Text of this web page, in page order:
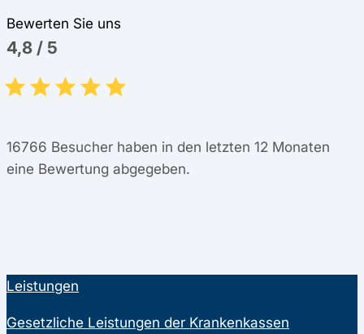
Bewerten Sie uns
4,8 / 5
16766 Besucher haben in den letzten 12 Monaten
eine Bewertung abgegeben.
Leistungen
Gesetzliche Leistungen der Krankenkassen